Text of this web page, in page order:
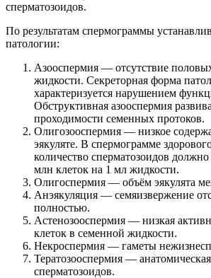
сперматозоидов.
По результатам спермограммы
патологии:
Азооспермия — отсутствие
жидкости. Секреторная форма
характеризуется нарушением
Обструктивная азооспермия
проходимости семенных протоков.
Олигозооспермия — низкое
эякуляте. В спермограмме
количество сперматозоидов
млн клеток на 1 мл жидкости.
Олигоспермия — объём эякулята
Анэякуляция — семяизвержение
полностью.
Астенозооспермия — низкая
клеток в семенной жидкости.
Некроспермия — гаметы
Тератозооспермия —
сперматозоидов.